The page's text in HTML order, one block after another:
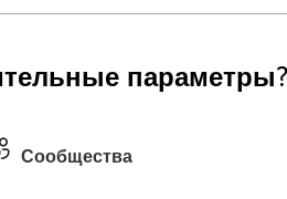
параметры?
Сообщества